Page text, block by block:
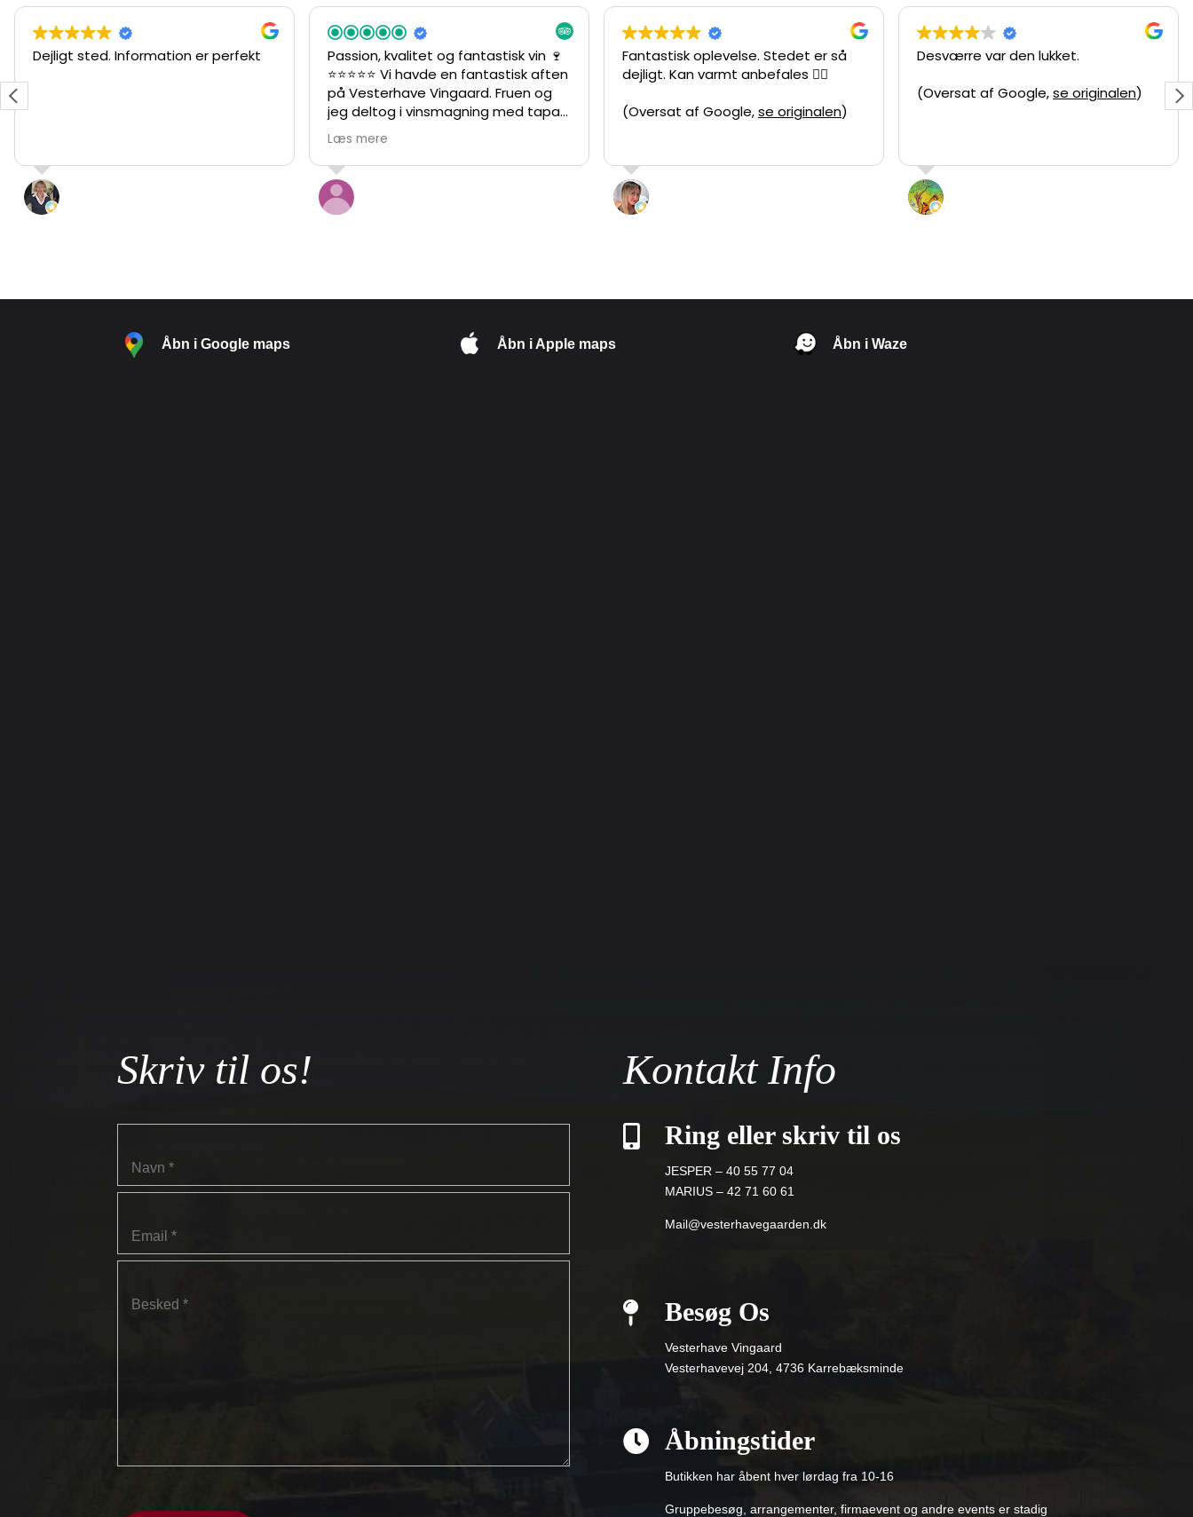
Dejligt sted. Information er perfekt
Passion, kvalitet og fantastisk vin 🍷
⭐⭐⭐⭐⭐ Vi havde en fantastisk aften
på Vesterhave Vingaard. Fruen og
jeg deltog i vinsmagning med tapas
og en rundvisning på vingården, og
det var en oplevelse, vi varmt kan
anbefale. Jesper er en utrolig dygtig
og engageret fortæller, som formår
at gøre rundvisningen både
meget positivt , det er uden tvivl
har smagt. Tapasen passede
perfekt til vinene og gjorde
Læs mere
Fantastisk oplevelse. Stedet er så
dejligt. Kan varmt anbefales ❤️‍🔥
(Oversat af Google,se originalen)
Desværre var den lukket.
(Oversat af Google,se originalen)
Åbn i Google maps Åbn i Apple maps Åbn i Waze
Skriv til os! Kontakt Info
 Ring eller skriv til os
JESPER – 40 55 77 04
MARIUS – 42 71 60 61
Mail@vesterhavegaarden.dk
 Besøg Os
Vesterhave Vingaard
Vesterhavevej 204, 4736 Karrebæksminde
 Åbningstider
Butikken har åbent hver lørdag fra 10-16
Gruppebesøg, arrangementer, firmaevent og andre events er stadig